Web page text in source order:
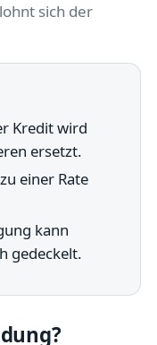
sich der
Kredit wird
ersetzt.
einer Rate
kann
gedeckelt.